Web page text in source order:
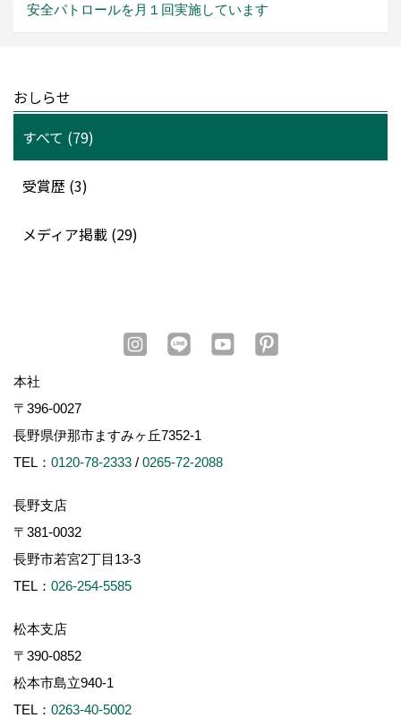
安全パトロールを月１回実施しています
おしらせ
すべて (79)
受賞歴 (3)
メディア掲載 (29)
本社
〒396-0027
長野県伊那市ますみヶ丘7352-1
TEL： 0120-78-2333 / 0265-72-2088
長野支店
〒381-0032
長野市若宮2丁目13-3
TEL： 026-254-5585
松本支店
〒390-0852
松本市島立940-1
TEL： 0263-40-5002